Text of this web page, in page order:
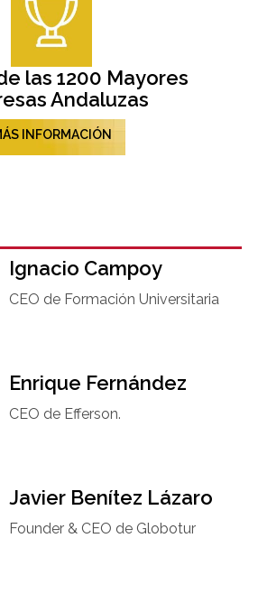
las 1200 Mayores
Andaluzas
INFORMACIÓN
Ignacio Campoy​
CEO de Formación Universitaria​
Enrique Fernández
CEO de Efferson.
Javier Benítez Lázaro
Founder & CEO de Globotur​